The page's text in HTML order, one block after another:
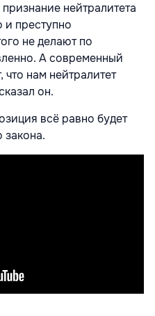
нейтралитета
и преступно
не делают по
А современный
нам нейтралитет
он.
всё равно будет
закона.